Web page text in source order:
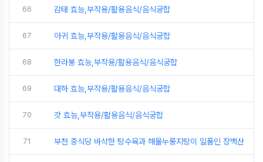
66 감태 효능,부작용/활용음식/음식궁합
67 아귀 효능,부작용/활용음식/음식궁합
68 한라봉 효능,부작용/활용음식/음식궁합
69 대하 효능,부작용/활용음식/음식궁합
70 갓 효능,부작용/활용음식/음식궁합
71 부천 중식당 바삭한 탕수육과 해물누룽지탕이 일품인 장백산